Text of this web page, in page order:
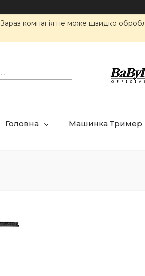
Зараз компанія не може швидко
Головна Машинка Тример